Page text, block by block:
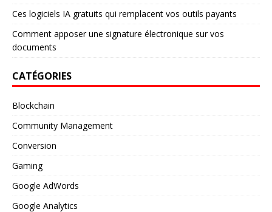
Ces logiciels IA gratuits qui remplacent vos outils payants
Comment apposer une signature électronique sur vos
documents
CATÉGORIES
Blockchain
Community Management
Conversion
Gaming
Google AdWords
Google Analytics